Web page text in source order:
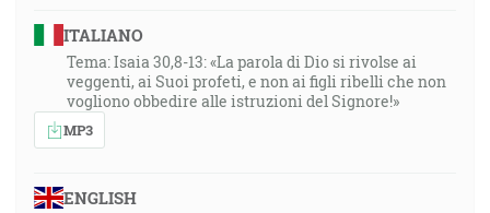
ITALIANO
Tema: Isaia 30,8-13: «La parola di Dio si rivolse ai
veggenti, ai Suoi profeti, e non ai figli ribelli che non
vogliono obbedire alle istruzioni del Signore!»
MP3
ENGLISH